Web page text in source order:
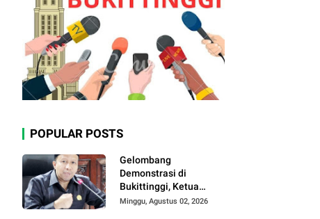
POPULAR POSTS
Gelombang
Demonstrasi di
Bukittinggi, Ketua
DPRD Ajak Semua
Minggu, Agustus 02, 2026